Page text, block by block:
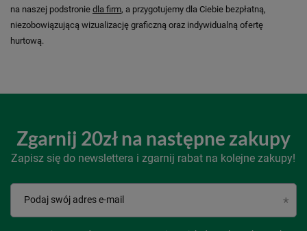
na naszej podstroniedla firm, a przygotujemy dla Ciebie bezpłatną,
niezobowiązującą wizualizację graficzną oraz indywidualną ofertę
hurtową.
Zgarnij 20zł na następne zakupy
Zapisz się do newslettera i zgarnij rabat na kolejne zakupy!
Podaj swój adres e-mail